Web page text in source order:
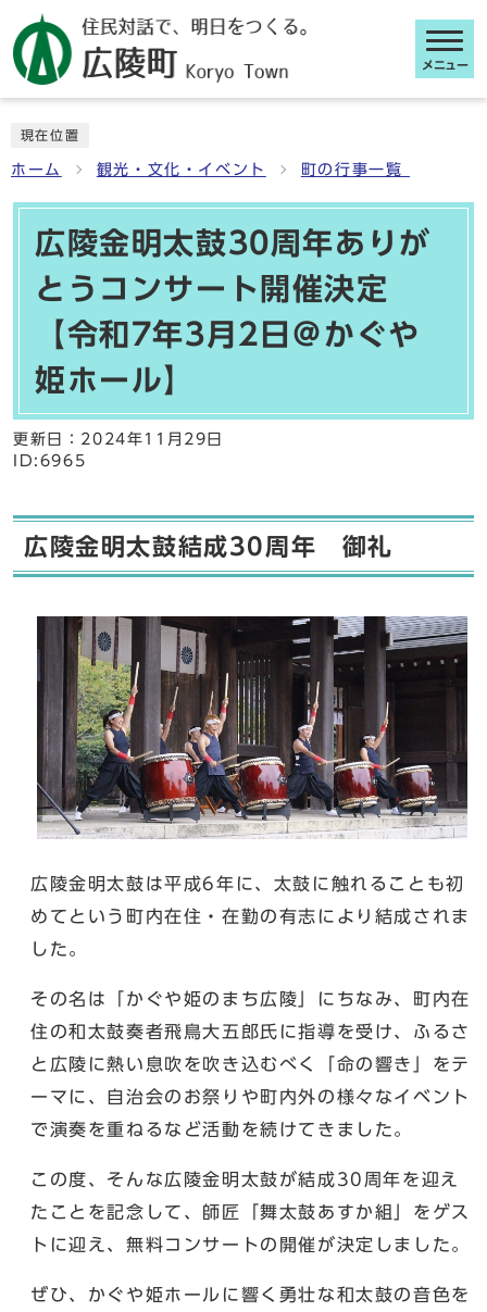
メニュー
現在位置
ホーム 観光・文化・イベント 町の行事一覧
広陵金明太鼓30周年ありが
とうコンサート開催決定
【令和7年3月2日＠かぐや
姫ホール】
更新日： 2024年11月29日
ID:6965
広陵金明太鼓結成30周年 御礼
広陵金明太鼓は平成6年に、太鼓に触れることも初
めてという町内在住・在勤の有志により結成されま
した。
その名は「かぐや姫のまち広陵」にちなみ、町内在
住の和太鼓奏者飛鳥大五郎氏に指導を受け、ふるさ
と広陵に熱い息吹を吹き込むべく「命の響き」をテ
ーマに、自治会のお祭りや町内外の様々なイベント
で演奏を重ねるなど活動を続けてきました。
この度、そんな広陵金明太鼓が結成30周年を迎え
たことを記念して、師匠「舞太鼓あすか組」をゲス
トに迎え、無料コンサートの開催が決定しました。
ぜひ、かぐや姫ホールに響く勇壮な和太鼓の音色を